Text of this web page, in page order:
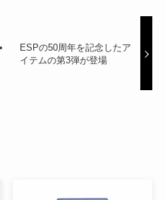
ESPの50周年を記念したア
イテムの第3弾が登場